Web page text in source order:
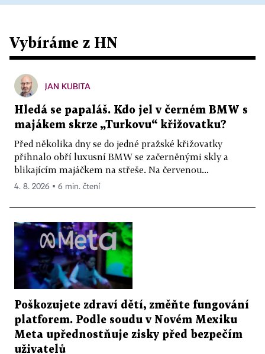
Vybíráme z HN
JAN KUBITA
Hledá se papaláš. Kdo jel v černém BMW s
majákem skrze „Turkovu“ křižovatku?
Před několika dny se do jedné pražské křižovatky
přihnalo obří luxusní BMW se začerněnými skly a
blikajícím majáčkem na střeše. Na červenou...
4. 8. 2026 ▪ 6 min. čtení
Poškozujete zdraví dětí, změňte fungování
platforem. Podle soudu v Novém Mexiku
Meta upřednostňuje zisky před bezpečím
uživatelů